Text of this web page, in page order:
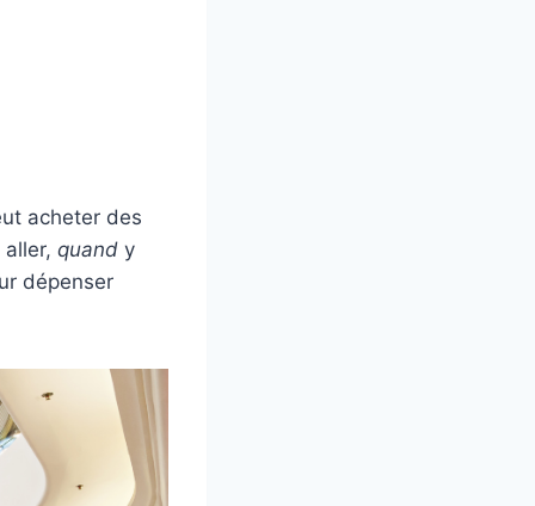
acheter des
aller, quand y
dépenser